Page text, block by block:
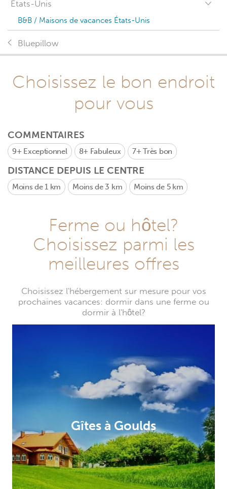
États-Unis
B&B / Maisons de vacances États-Unis
Bluepillow
Choisissez le bon endroit
pour vous
COMMENTAIRES
9+ Exceptionnel 8+ Fabuleux 7+Très bon
DISTANCE DEPUIS LE CENTRE
Moins de 1 km Moins de 3 km Moins de 5 km
Ferme ou hôtel?
Choisissez parmi les
meilleures offres
Choisissez l'hébergement sur mesure pour vos
prochaines vacances: dormir dans une ferme ou
dormir à l'hôtel?
Gîtes à Goulds